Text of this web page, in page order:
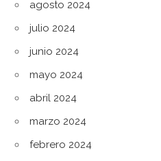
agosto 2024
julio 2024
junio 2024
mayo 2024
abril 2024
marzo 2024
febrero 2024